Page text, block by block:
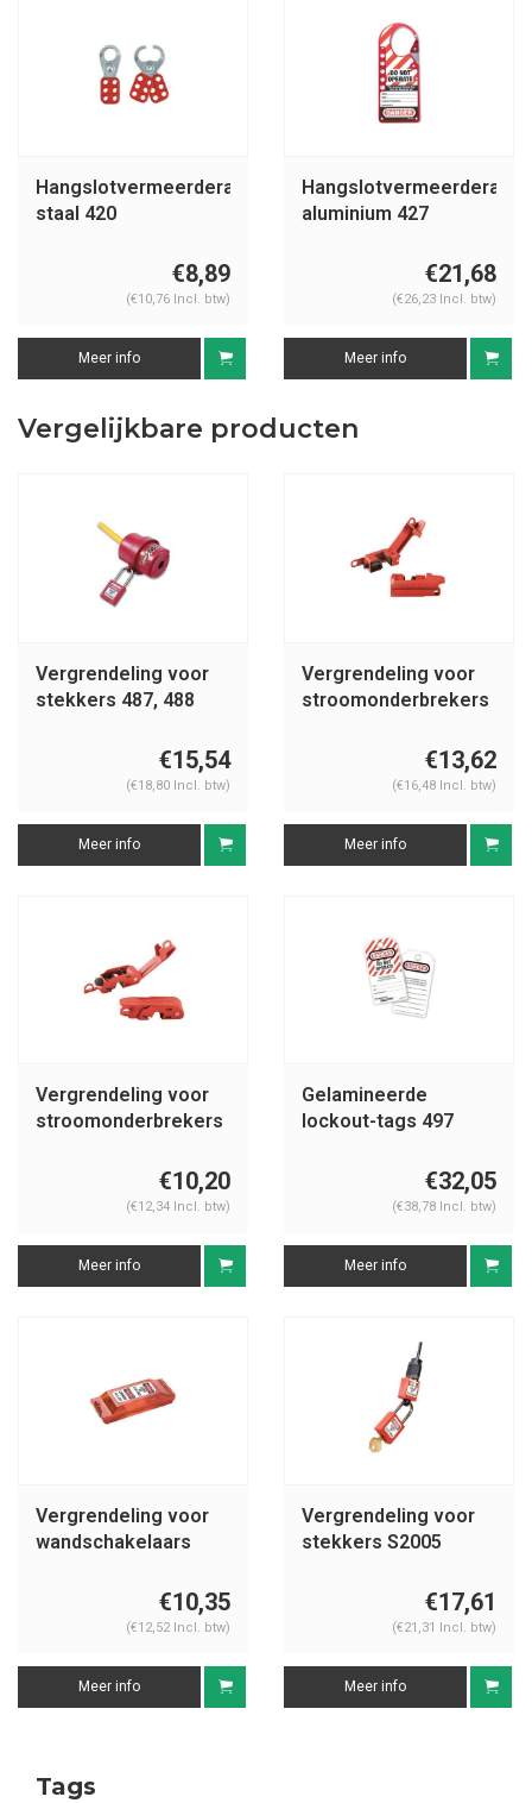
Hangslotvermeerderaar
staal 420
€8,89
(€10,76 Incl. btw)
Meer info
Hangslotvermeerderaar
aluminium 427
€21,68
(€26,23 Incl. btw)
Meer info
Vergelijkbare producten
Vergrendeling voor
stekkers 487, 488
€15,54
(€18,80 Incl. btw)
Meer info
Vergrendeling voor
stroomonderbrekers
€13,62
(€16,48 Incl. btw)
Meer info
Vergrendeling voor
stroomonderbrekers
€10,20
(€12,34 Incl. btw)
Meer info
Gelamineerde
lockout-tags 497
€32,05
(€38,78 Incl. btw)
Meer info
Vergrendeling voor
wandschakelaars
€10,35
(€12,52 Incl. btw)
Meer info
Vergrendeling voor
stekkers S2005
€17,61
(€21,31 Incl. btw)
Meer info
Tags